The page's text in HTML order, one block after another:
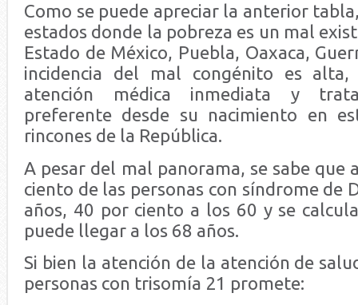
Como se puede apreciar la anterior
estados donde la pobreza es un mal
Estado de México, Puebla, Oaxaca,
incidencia del mal congénito es
atención médica inmediata y
preferente desde su nacimiento en
rincones de la República.
A pesar del mal panorama, se sabe que
ciento de las personas con síndrome de
años, 40 por ciento a los 60 y se
puede llegar a los 68 años.
Si bien la atención de la atención de
personas con trisomía 21 promete: